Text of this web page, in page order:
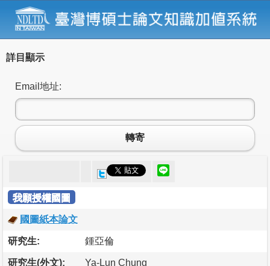
詳目顯示
Email地址:
轉寄
我願授權國圖
國圖紙本論文
研究生: 鍾亞倫
研究生(外文): Ya-Lun Chung